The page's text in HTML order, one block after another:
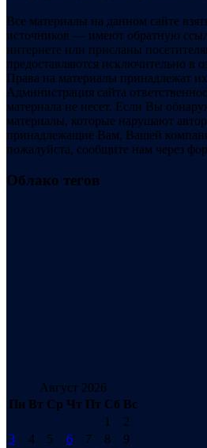
Все материалы на данном сайте
источников — имеют обратную
интернете или присланы
предоставляются исключительно в
Права на материалы принадлежат
Администрация сайта
материала не несет. Если Вы
материалы, которые нарушают
принадлежащие Вам, Вашей
пожалуйста, сообщите нам через
Облако тегов
Август 2026
Пн Вт Ср Чт Пт Сб Вс
1
2
3
4 5 6 7 8
9